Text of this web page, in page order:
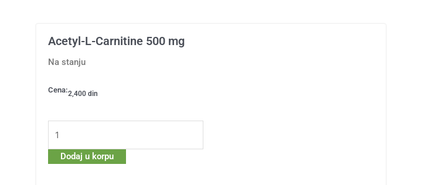
Acetyl-L-Carnitine 500 mg
Na stanju
Cena:2,400 din
Carnitine
Dodaj u korpu